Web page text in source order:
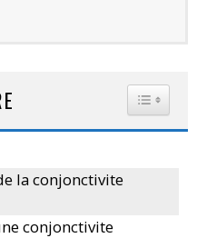
la conjonctivite
conjonctivite